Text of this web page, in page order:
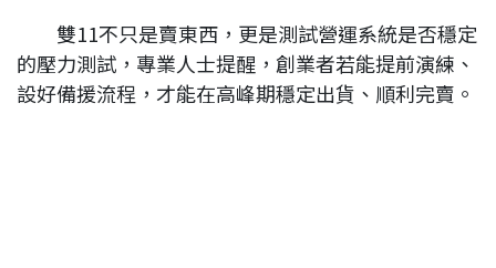
雙11不只是賣東西，更是測試營運系統是否穩定
的壓力測試，專業人士提醒，創業者若能提前演練、
設好備援流程，才能在高峰期穩定出貨、順利完賣。